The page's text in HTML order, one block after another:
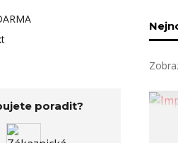
poradit?